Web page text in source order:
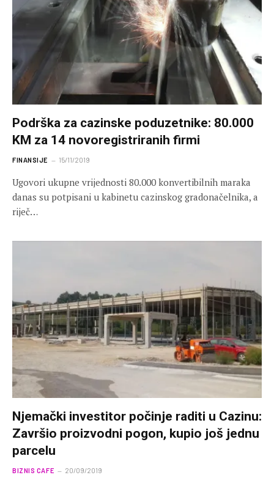
Podrška za cazinske poduzetnike: 80.000
KM za 14 novoregistriranih firmi
FINANSIJE 15/11/2019
Ugovori ukupne vrijednosti 80.000 konvertibilnih maraka
danas su potpisani u kabinetu cazinskog gradonačelnika, a
riječ…
Njemački investitor počinje raditi u Cazinu:
Završio proizvodni pogon, kupio još jednu
parcelu
BIZNIS CAFE 20/09/2019